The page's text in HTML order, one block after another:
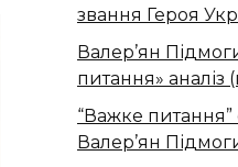
звання Героя
Валер’ян
питання» аналіз
“Важке
Валер’ян